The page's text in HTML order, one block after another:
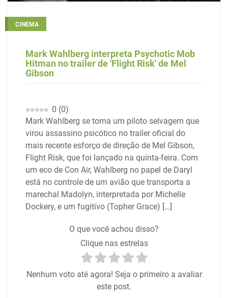
CINEMA
Mark Wahlberg interpreta Psychotic Mob
Hitman no trailer de 'Flight Risk' de Mel
Gibson
0 (0)
Mark Wahlberg se torna um piloto selvagem que
virou assassino psicótico no trailer oficial do
mais recente esforço de direção de Mel Gibson,
Flight Risk, que foi lançado na quinta-feira. Com
um eco de Con Air, Wahlberg no papel de Daryl
está no controle de um avião que transporta a
marechal Madolyn, interpretada por Michelle
Dockery, e um fugitivo (Topher Grace) […]
O que você achou disso?
Clique nas estrelas
Nenhum voto até agora! Seja o primeiro a avaliar
este post.